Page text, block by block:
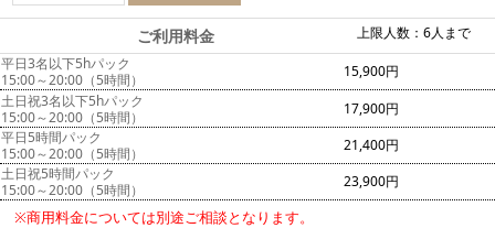
上限人数：6人まで
ご利用料金
平日3名以下5hパック
15:00～20:00（5時間）
15,900円
土日祝3名以下5hパック
15:00～20:00（5時間）
17,900円
平日5時間パック
15:00～20:00（5時間）
21,400円
土日祝5時間パック
15:00～20:00（5時間）
23,900円
※商用料金については別途ご相談となります。